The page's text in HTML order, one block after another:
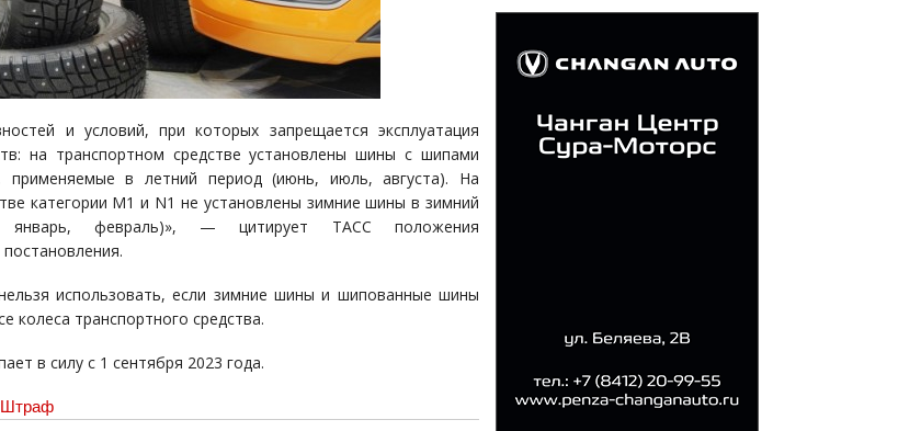
и условий, при которых запрещается эксплуатация
на транспортном средстве установлены шины с шипами
применяемые в летний период (июнь, июль, августа). На
категории М1 и N1 не установлены зимние шины в зимний
январь, февраль)», — цитирует ТАСС положения
использовать, если зимние шины и шипованные шины
колеса транспортного средства.
в силу с 1 сентября 2023 года.
Штраф